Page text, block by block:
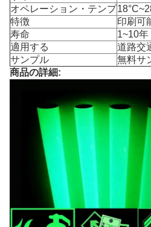
オペレーション・テンプ
特徴
印刷可
寿命
1~10年
適用する
道路交
サンプル
無料サ
商品の詳細: